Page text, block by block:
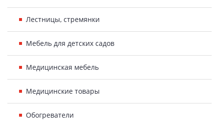
Лестницы, стремянки
Мебель для детских садов
Медицинская мебель
Медицинские товары
Обогреватели